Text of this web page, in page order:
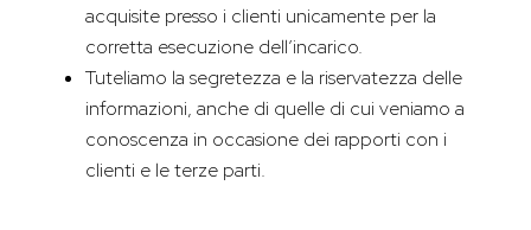
acquisite presso i clienti unicamente per la
corretta esecuzione dell’incarico.
Tuteliamo la segretezza e la riservatezza delle
informazioni, anche di quelle di cui veniamo a
conoscenza in occasione dei rapporti con i
clienti e le terze parti.